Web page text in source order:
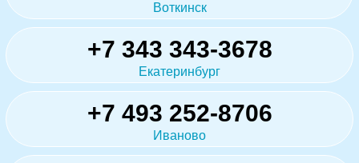
Воткинск
+7 343 343-3678
Екатеринбург
+7 493 252-8706
Иваново